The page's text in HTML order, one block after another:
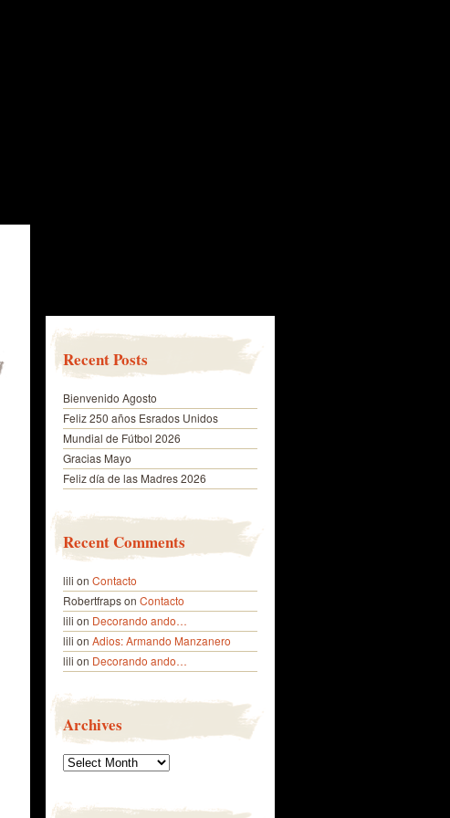
Recent Posts
Bienvenido Agosto
Feliz 250 años Esrados Unidos
Mundial de Fútbol 2026
Gracias Mayo
Feliz día de las Madres 2026
Recent Comments
lili on Contacto
Robertfrapson Contacto
lili on Decorando ando…
lili on Adios: Armando Manzanero
lili on Decorando ando…
Archives
Archives